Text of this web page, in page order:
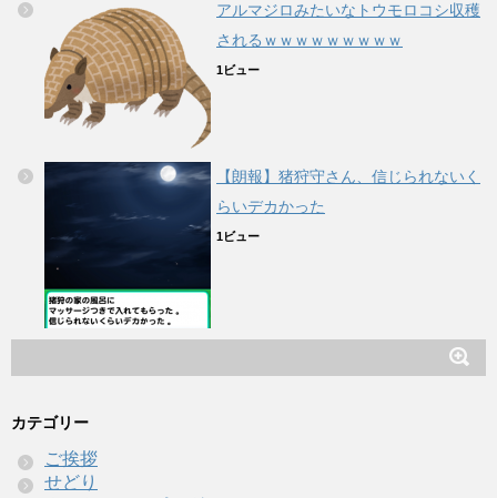
アルマジロみたいなトウモロコシ収穫
されるｗｗｗｗｗｗｗｗｗ
1ビュー
【朗報】猪狩守さん、信じられないく
らいデカかった
1ビュー
カテゴリー
ご挨拶
せどり